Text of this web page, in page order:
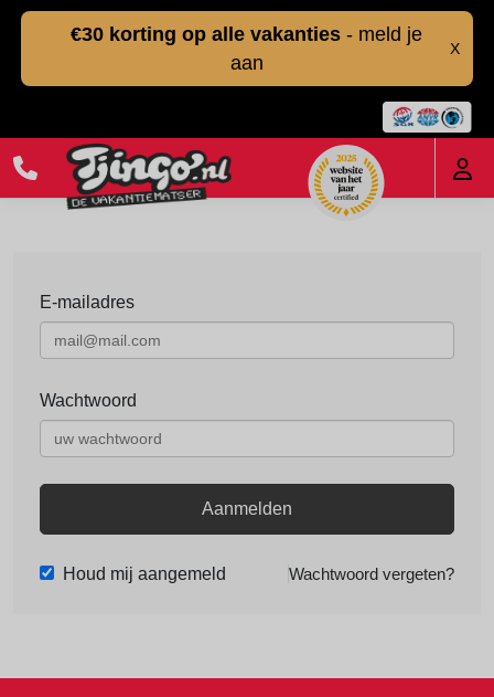
€30 korting op alle vakanties - meld je
aan
X
E-mailadres
Wachtwoord
Aanmelden
Houd mij aangemeld Wachtwoord vergeten?